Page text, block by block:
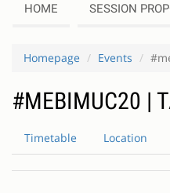
HOME SESSION
Homepage Events
#MEBIMUC20 |
Timetable Location